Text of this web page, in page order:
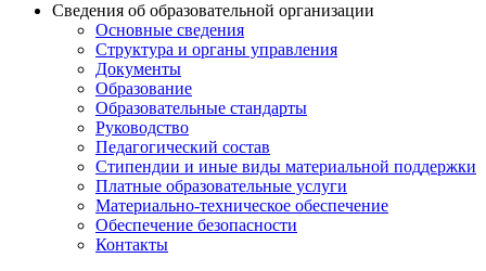
Сведения об образовательной организации
Основные сведения
Структура и органы управления
Документы
Образование
Образовательные стандарты
Руководство
Педагогический состав
Стипендии и иные виды материальной поддержки
Платные образовательные услуги
Материально-техническое обеспечение
Обеспечение безопасности
Контакты